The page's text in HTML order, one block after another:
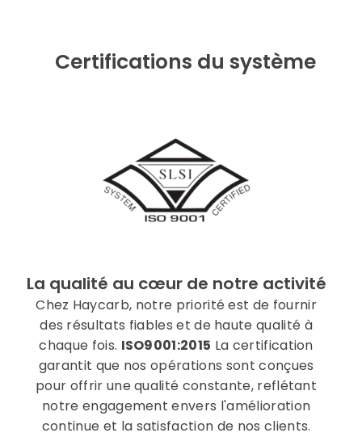
Certifications du système
La qualité au cœur de notre activité
Chez Haycarb, notre priorité est de fournir
des résultats fiables et de haute qualité à
chaque fois. ISO9001:2015 La certification
garantit que nos opérations sont conçues
pour offrir une qualité constante, reflétant
notre engagement envers l'amélioration
continue et la satisfaction de nos clients.